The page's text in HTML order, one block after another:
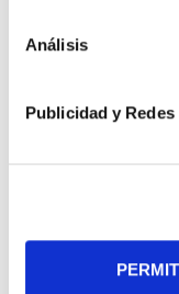
Análisis
Publicidad y Redes
Descargas
Tu Opinión
Dossier de